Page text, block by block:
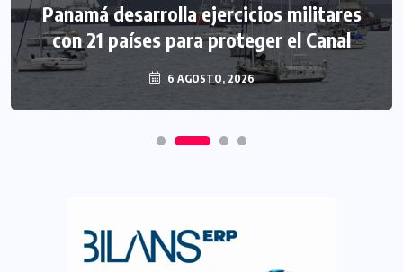
Panamá desarrolla ejercicios militares
con 21 países para proteger el Canal
6 AGOSTO, 2026